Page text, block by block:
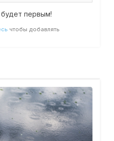
первым!
чтобы добавлять